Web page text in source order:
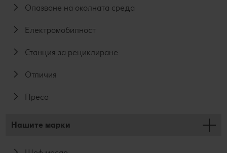
Опазване на околната среда
Електромобилност
Станция за рециклиране
Отличия
Преса
Нашите марки